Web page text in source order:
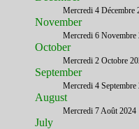
Mercredi 4 Décembre
November
Mercredi 6 Novembre
October
Mercredi 2 Octobre
September
Mercredi 4 Septembre
August
Mercredi 7 Août 2024
July